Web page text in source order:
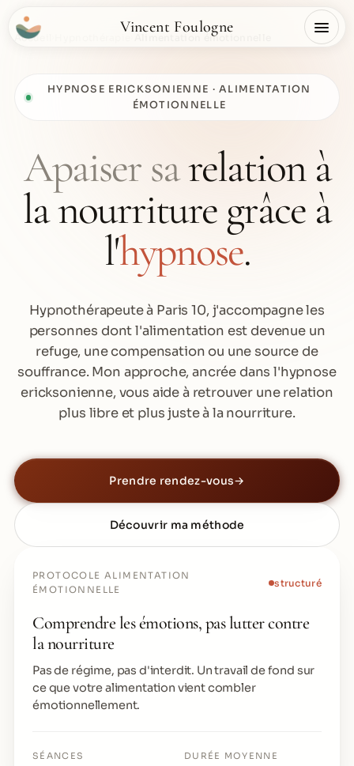
Vincent Foulogne
Accueil Alimentation émotionnelle
HYPNOSE ERICKSONIENNE · ALIMENTATION
ÉMOTIONNELLE
Apaiser sarelation à
la nourriture grâce à
l'hypnose.
Hypnothérapeute à Paris 10, j'accompagne les
personnes dont l'alimentation est devenue un
refuge, une compensation ou une source de
souffrance. Mon approche, ancrée dans l'hypnose
ericksonienne, vous aide à retrouver une relation
plus libre et plus juste à la nourriture.
Prendre rendez-vous→
Découvrir ma méthode
PROTOCOLE ALIMENTATION
ÉMOTIONNELLE
structuré
Comprendre les émotions, pas lutter contre
la nourriture
Pas de régime, pas d'interdit. Un travail de fond sur
ce que votre alimentation vient combler
émotionnellement.
SÉANCES DURÉE MOYENNE